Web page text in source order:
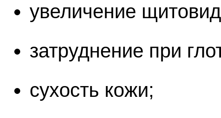
увеличение
затруднение при
сухость кожи;